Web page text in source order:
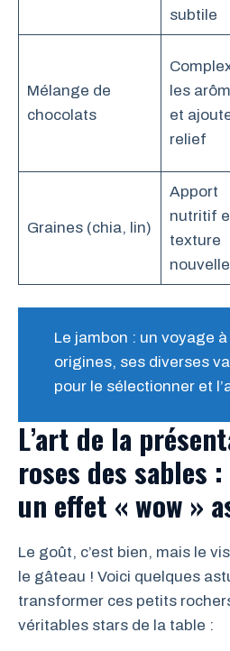
subtile
Mélange de
chocolats
les
et
relief
Graines (chia, lin)
Apport
nutritif
texture
nouvelle
Le jambon : un voyage
origines, ses diverses
pour le sélectionner et
L’art de la
roses des sables
un effet « wow »
Le goût, c’est bien, mais le
le gâteau ! Voici quelques
transformer ces petits
véritables stars de la table :